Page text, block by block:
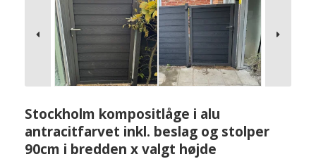
Stockholm kompositlåge i alu
antracitfarvet inkl. beslag og stolper
90cm i bredden x valgt højde